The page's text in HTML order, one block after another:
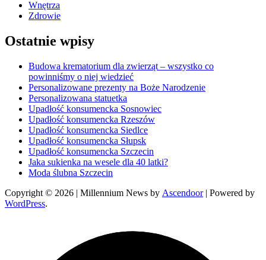
Wnętrza
Zdrowie
Ostatnie wpisy
Budowa krematorium dla zwierząt – wszystko co
powinniśmy o niej wiedzieć
Personalizowane prezenty na Boże Narodzenie
Personalizowana statuetka
Upadłość konsumencka Sosnowiec
Upadłość konsumencka Rzeszów
Upadłość konsumencka Siedlce
Upadłość konsumencka Słupsk
Upadłość konsumencka Szczecin
Jaka sukienka na wesele dla 40 latki?
Moda ślubna Szczecin
Copyright © 2026 | Millennium News by Ascendoor| Powered by
WordPress.